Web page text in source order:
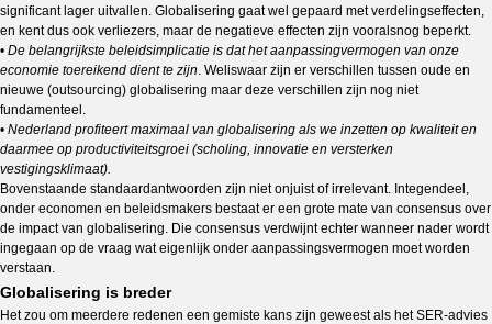
significant lager uitvallen. Globalisering gaat wel gepaard met verdelingseffecten,
en kent dus ook verliezers, maar de negatieve effecten zijn vooralsnog beperkt.
• De belangrijkste beleidsimplicatie is dat het aanpassingvermogen van onze
economie toereikend dient te zijn. Weliswaar zijn er verschillen tussen oude en
nieuwe (outsourcing) globalisering maar deze verschillen zijn nog niet
fundamenteel.
• Nederland profiteert maximaal van globalisering als we inzetten op kwaliteit en
daarmee op productiviteitsgroei (scholing, innovatie en versterken
vestigingsklimaat).
Bovenstaande standaardantwoorden zijn niet onjuist of irrelevant. Integendeel,
onder economen en beleidsmakers bestaat er een grote mate van consensus over
de impact van globalisering. Die consensus verdwijnt echter wanneer nader wordt
ingegaan op de vraag wat eigenlijk onder aanpassingsvermogen moet worden
verstaan.
Globalisering is breder
Het zou om meerdere redenen een gemiste kans zijn geweest als het SER-advies